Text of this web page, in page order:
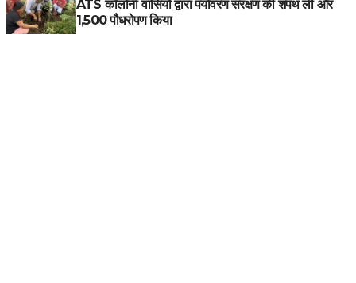
ATS कॉलोनी वासियों द्वारा पर्यावरण संरक्षण की शपथ ली और
1,500 पौधरोपण किया